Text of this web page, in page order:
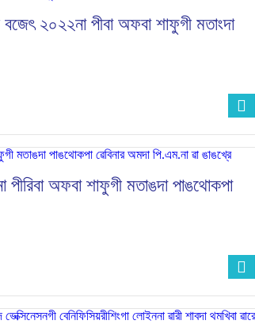
২০২২না পীবা অফবা শাফুগী মতাংদা
অফবা শাফুগী মতাঙদা পাঙথোকপা